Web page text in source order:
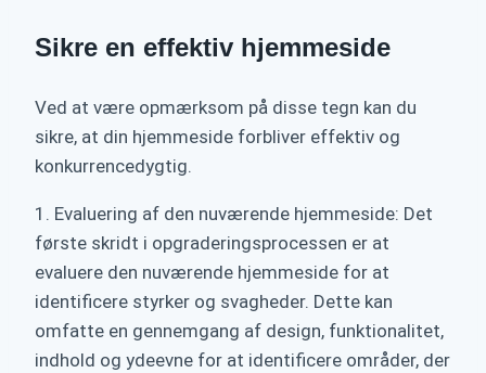
Sikre en effektiv hjemmeside
Ved at være opmærksom på disse tegn kan du
sikre, at din hjemmeside forbliver effektiv og
konkurrencedygtig.
1. Evaluering af den nuværende hjemmeside: Det
første skridt i opgraderingsprocessen er at
evaluere den nuværende hjemmeside for at
identificere styrker og svagheder. Dette kan
omfatte en gennemgang af design, funktionalitet,
indhold og ydeevne for at identificere områder, der